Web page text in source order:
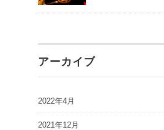
アーカイブ
2022年4月
2021年12月